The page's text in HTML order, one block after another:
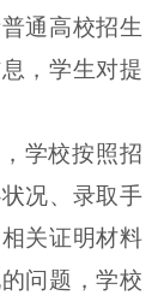
通高校招生
，学生对提
学校按照招
况、录取手
关证明材料
问题，学校